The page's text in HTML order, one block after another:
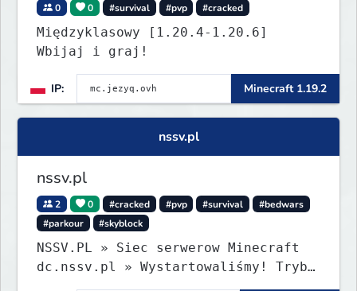
0 0 #survival #pvp #cracked
Międzyklasowy [1.20.4-1.20.6]
Wbijaj i graj!
IP: Minecraft 1.19.2
nssv.pl
nssv.pl
2 0 #cracked #pvp #survival
#bedwars
#parkour
#skyblock
NSSV.PL » Siec serwerow Minecraft
dc.nssv.pl » Wystartowaliśmy! Tryb